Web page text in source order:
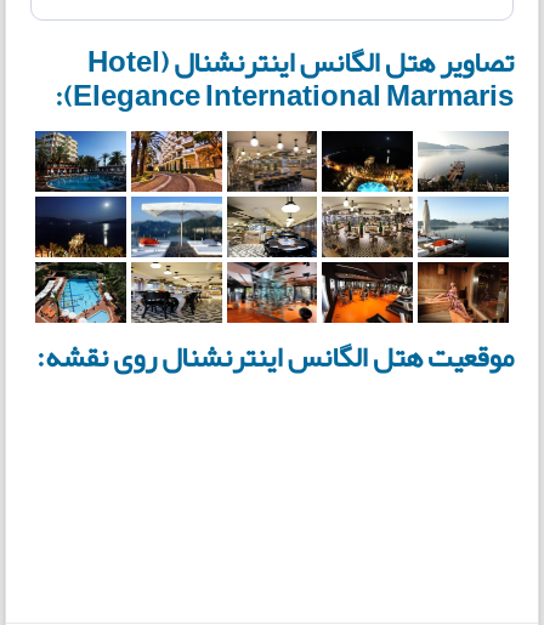
تصاویر هتل الگانس اینترنشنال (Hotel
Elegance International Marmaris):
موقعیت هتل الگانس اینترنشنال روی نقشه: